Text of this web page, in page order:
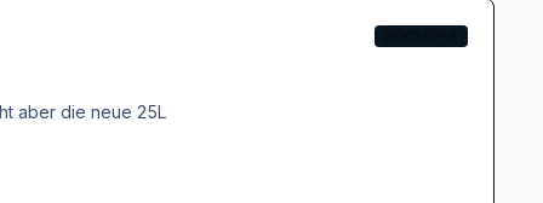
aber die neue 25L